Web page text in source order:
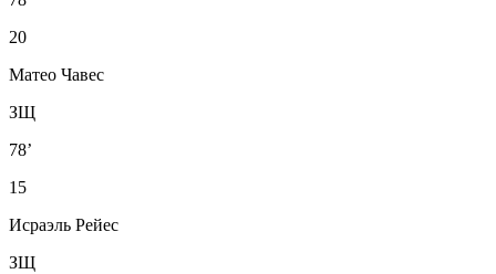
20
Матео Чавес
ЗЩ
78’
15
Исраэль Рейес
ЗЩ